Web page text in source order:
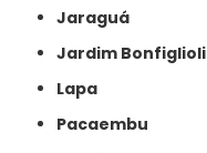
Jaraguá
Jardim Bonfiglioli
Lapa
Pacaembu